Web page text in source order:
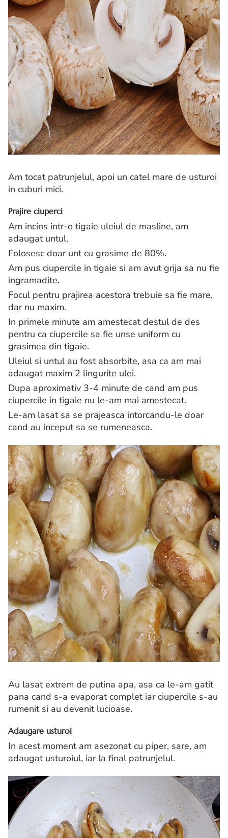
Am tocat patrunjelul, apoi un catel mare de usturoi
in cuburi mici.
Prajire ciuperci
Am incins intr-o tigaie uleiul de masline, am
adaugat untul.
Folosesc doar unt cu grasime de 80%.
Am pus ciupercile in tigaie si am avut grija sa nu fie
ingramadite.
Focul pentru prajirea acestora trebuie sa fie mare,
dar nu maxim.
In primele minute am amestecat destul de des
pentru ca ciupercile sa fie unse uniform cu
grasimea din tigaie.
Uleiul si untul au fost absorbite, asa ca am mai
adaugat maxim 2 lingurite ulei.
Dupa aproximativ 3-4 minute de cand am pus
ciupercile in tigaie nu le-am mai amestecat.
Le-am lasat sa se prajeasca intorcandu-le doar
cand au inceput sa se rumeneasca.
Au lasat extrem de putina apa, asa ca le-am gatit
pana cand s-a evaporat complet iar ciupercile s-au
rumenit si au devenit lucioase.
Adaugare usturoi
In acest moment am asezonat cu piper, sare, am
adaugat usturoiul, iar la final patrunjelul.